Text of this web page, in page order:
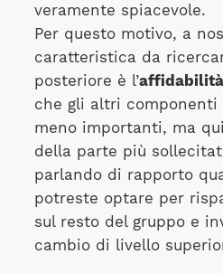
veramente spiacevole.
Per questo motivo, a
caratteristica da
posteriore è l’affidabilità
che gli altri componenti
meno importanti, ma
della parte più
parlando di rapporto
potreste optare per
sul resto del gruppo e
cambio di livello